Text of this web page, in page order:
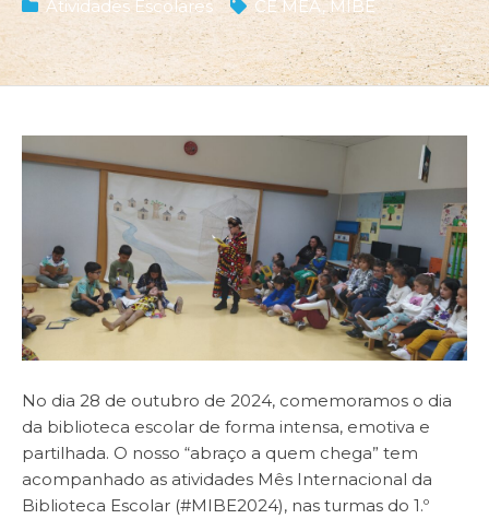
Atividades Escolares CE MEA,MIBE
No dia 28 de outubro de 2024, comemoramos o dia
da biblioteca escolar de forma intensa, emotiva e
partilhada. O nosso “abraço a quem chega” tem
acompanhado as atividades Mês Internacional da
Biblioteca Escolar (#MIBE2024), nas turmas do 1.º